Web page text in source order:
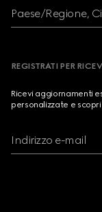
Paese/Regione,
REGISTRATI PER
Ricevi aggiornamenti
personalizzate e
Indirizzo e-mail